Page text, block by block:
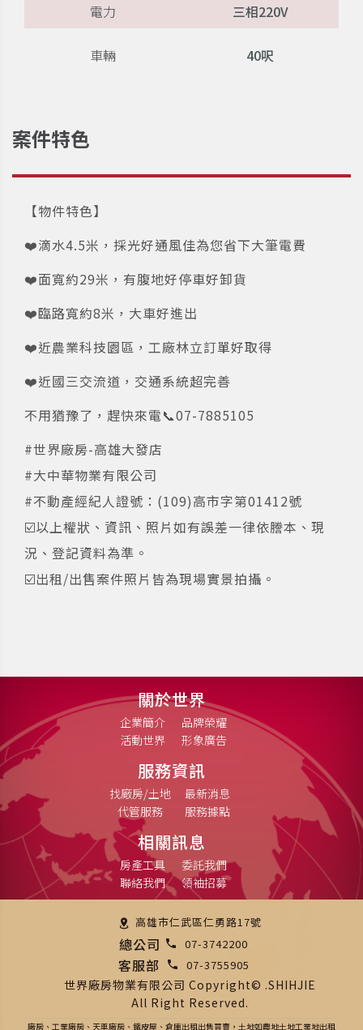
電力 三相220V
車輛 40呎
案件特色
【物件特色】
❤️滴水4.5米，採光好通風佳為您省下大筆電費
❤️面寬約29米，有腹地好停車好卸貨
❤️臨路寬約8米，大車好進出
❤️近農業科技園區，工廠林立訂單好取得
❤️近國三交流道，交通系統超完善
不用猶豫了，趕快來電📞07-7885105
#世界廠房-高雄大發店
#大中華物業有限公司
#不動產經紀人證號：(109)高市字第01412號
☑️以上權狀、資訊、照片如有誤差一律依謄本、現
況、登記資料為準。
☑️出租/出售案件照片皆為現場實景拍攝。
關於世界
企業簡介
品牌榮耀
活動世界
形象廣告
服務資訊
找廠房/土地
最新消息
代管服務
服務據點
相關訊息
房產工具
委託我們
聯絡我們
領袖招募
高雄市仁武區仁勇路17號
總公司 07-3742200
客服部 07-3755905
世界廠房物業有限公司 Copyright© .SHIHJIE
All Right Reserved.
廠房、工業廠房、天車廠房、鐵皮屋、倉庫出租出售買賣，土地如農地土地工業地出租